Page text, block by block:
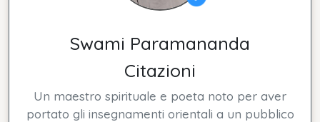
Swami Paramananda
Citazioni
Un maestro spirituale e poeta noto per aver
portato gli insegnamenti orientali a un pubblico